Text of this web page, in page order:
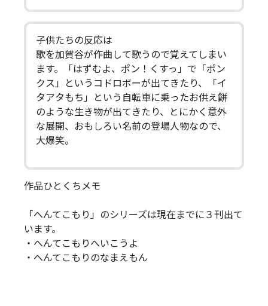
子供たちの反応は
歌を加賀谷が作曲して歌うので覚えてしまい
ます。「はずむよ、ポン！くすっ」で「ポン
クス」というコドロボーが出てきたり、「イ
タアタもち」という自転車に乗ったお供え餅
のような生き物が出てきたり、とにかく意外
な展開、おもしろい名前の登場人物なので、
大爆笑。
作品ひとくちメモ
「へんてこもり」のシリーズは現在までに３刊出て
います。
・へんてこもりへいこうよ
・へんてこもりのなまえもん